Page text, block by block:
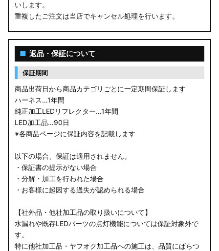
いします。
重複したご注文は当店でキャンセル処理を行います。
■ 返品・保証について
保証期間
商品出荷日から商品カテゴリごとに一定期間保証します
ハーネス…1年間
純正加工LEDリフレクター…1年間
LED加工品…90日
※各商品ページに保証内容を記載します
以下の場合、保証は適用されません。
・保証書の提示がない場合
・分解・加工を行われた場合
・お客様に起因する過失が認められる場合
【社外品・他社加工品の取り扱いについて】
水漏れや既存LEDパーツの点灯機能については保証対象外で
す。
特に他社加工品・ヤフオク加工品への施工は、品質にばらつ